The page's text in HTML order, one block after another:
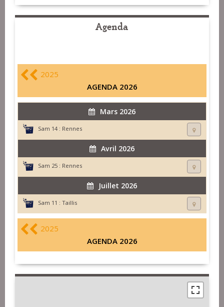
Agenda
2025
AGENDA 2026
Mars 2026
Sam 14 : Rennes
Avril 2026
Sam 25 : Rennes
Juillet 2026
Sam 11 : Taillis
2025
AGENDA 2026